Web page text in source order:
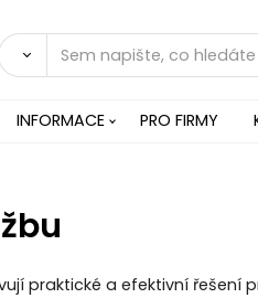
INFORMACE PRO FIRMY
praktické a efektivní řešení